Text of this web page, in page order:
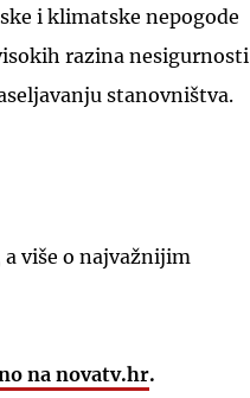
i klimatske nepogode
razina nesigurnosti
stanovništva.
a više o najvažnijim
na novatv.hr.